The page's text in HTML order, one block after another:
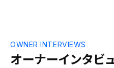
オーナーインタビ
OWNER INTERVIEWS